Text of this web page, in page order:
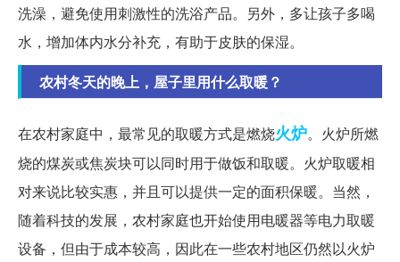
洗澡，避免使用刺激性的洗浴产品。另外，多让孩子多喝
水，增加体内水分补充，有助于皮肤的保湿。
农村冬天的晚上，屋子里用什么取暖？
在农村家庭中，最常见的取暖方式是燃烧火炉。火炉所燃
烧的煤炭或焦炭块可以同时用于做饭和取暖。火炉取暖相
对来说比较实惠，并且可以提供一定的面积保暖。当然，
随着科技的发展，农村家庭也开始使用电暖器等电力取暖
设备，但由于成本较高，因此在一些农村地区仍然以火炉